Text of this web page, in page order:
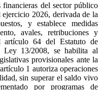
del sector público
2026, derivada de la
y establece medidas
avales, retribuciones y
artículo 64 del Estatuto de
13/2008, se habilita al
provisionales ante la
1 autoriza operaciones
sin superar el saldo vivo
por programas de